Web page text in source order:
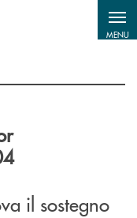
MENU
il sostegno